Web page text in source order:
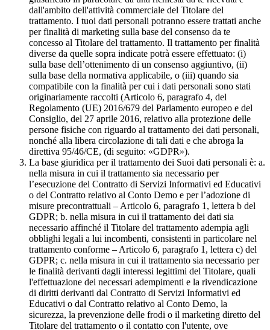
dall'ambito dell'attività commerciale del Titolare del
trattamento. I tuoi dati personali potranno essere trattati anche
per finalità di marketing sulla base del consenso da te
concesso al Titolare del trattamento. Il trattamento per finalità
diverse da quelle sopra indicate potrà essere effettuato: (i)
sulla base dell’ottenimento di un consenso aggiuntivo, (ii)
sulla base della normativa applicabile, o (iii) quando sia
compatibile con la finalità per cui i dati personali sono stati
originariamente raccolti (Articolo 6, paragrafo 4, del
Regolamento (UE) 2016/679 del Parlamento europeo e del
Consiglio, del 27 aprile 2016, relativo alla protezione delle
persone fisiche con riguardo al trattamento dei dati personali,
nonché alla libera circolazione di tali dati e che abroga la
direttiva 95/46/CE, (di seguito: «GDPR»).
La base giuridica per il trattamento dei Suoi dati personali è: a.
nella misura in cui il trattamento sia necessario per
l’esecuzione del Contratto di Servizi Informativi ed Educativi
o del Contratto relativo al Conto Demo e per l’adozione di
misure precontrattuali – Articolo 6, paragrafo 1, lettera b del
GDPR; b. nella misura in cui il trattamento dei dati sia
necessario affinché il Titolare del trattamento adempia agli
obblighi legali a lui incombenti, consistenti in particolare nel
trattamento conforme – Articolo 6, paragrafo 1, lettera c) del
GDPR; c. nella misura in cui il trattamento sia necessario per
le finalità derivanti dagli interessi legittimi del Titolare, quali
l'effettuazione dei necessari adempimenti e la rivendicazione
di diritti derivanti dal Contratto di Servizi Informativi ed
Educativi o dal Contratto relativo al Conto Demo, la
sicurezza, la prevenzione delle frodi o il marketing diretto del
Titolare del trattamento o il contatto con l'utente, ove